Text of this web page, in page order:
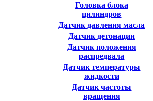
Головка блока
цилиндров
Датчик давления масла
Датчик детонации
Датчик положения
распредвала
Датчик температуры
жидкости
Датчик частоты
вращения